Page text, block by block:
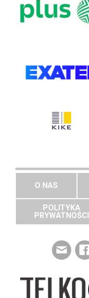
O NAS
POLITYKA
PRYWATNOŚCI